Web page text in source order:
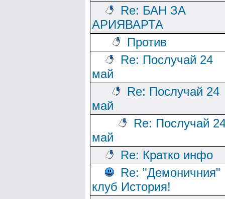
Re: БАН ЗА
АРИЯВАРТА
Против
Re: Послучай 24
май
Re: Послучай 24
май
Re: Послучай
май
Re: Кратко инфо
Re: "Демоничния"
клуб История!